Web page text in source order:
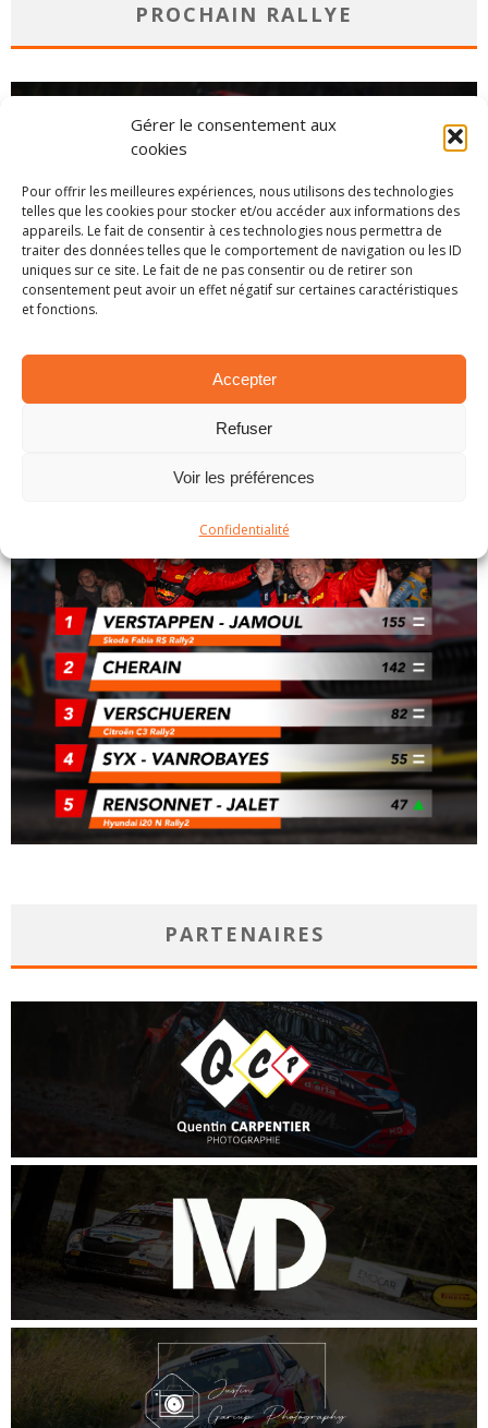
Gérer le consentement aux
cookies
Pour offrir les meilleures expériences, nous utilisons des technologies
telles que les cookies pour stocker et/ou accéder aux informations des
appareils. Le fait de consentir à ces technologies nous permettra de
traiter des données telles que le comportement de navigation ou les ID
uniques sur ce site. Le fait de ne pas consentir ou de retirer son
consentement peut avoir un effet négatif sur certaines caractéristiques
et fonctions.
Accepter
Refuser
Voir les préférences
Confidentialité
PROCHAIN RALLYE
CHAMPIONNAT
PARTENAIRES